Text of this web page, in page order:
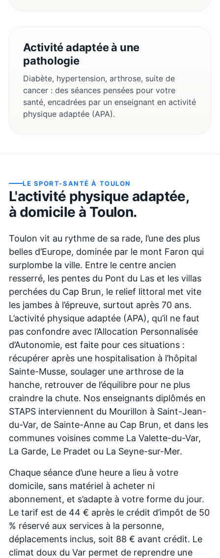
Activité adaptée à une
pathologie
Diabète, hypertension, arthrose, suite de
cancer : des séances pensées pour votre
santé, encadrées par un enseignant en activité
physique adaptée (APA).
LE SPORT-SANTÉ À TOULON
L'activité physique adaptée,
à domicile à Toulon.
Toulon vit au rythme de sa rade, l’une des plus
belles d’Europe, dominée par le mont Faron qui
surplombe la ville. Entre le centre ancien
resserré, les pentes du Pont du Las et les villas
perchées du Cap Brun, le relief littoral met vite
les jambes à l’épreuve, surtout après 70 ans.
L’activité physique adaptée (APA), qu’il ne faut
pas confondre avec l’Allocation Personnalisée
d’Autonomie, est faite pour ces situations :
récupérer après une hospitalisation à l’hôpital
Sainte-Musse, soulager une arthrose de la
hanche, retrouver de l’équilibre pour ne plus
craindre la chute. Nos enseignants diplômés en
STAPS interviennent du Mourillon à Saint-Jean-
du-Var, de Sainte-Anne au Cap Brun, et dans les
communes voisines comme La Valette-du-Var,
La Garde, Le Pradet ou La Seyne-sur-Mer.
Chaque séance d’une heure a lieu à votre
domicile, sans matériel à acheter ni
abonnement, et s’adapte à votre forme du jour.
Le tarif est de 44 € après le crédit d’impôt de 50
% réservé aux services à la personne,
déplacements inclus, soit 88 € avant crédit. Le
climat doux du Var permet de reprendre une